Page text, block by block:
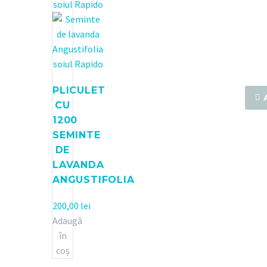
PLICULET
CU
1200
SEMINTE
DE
LAVANDA
ANGUSTIFOLIA
200,00 lei
Adaugă
în
coș
